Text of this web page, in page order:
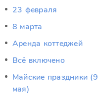
23 февраля
8 марта
Аренда коттеджей
Всё включено
Майские праздники (9
мая)